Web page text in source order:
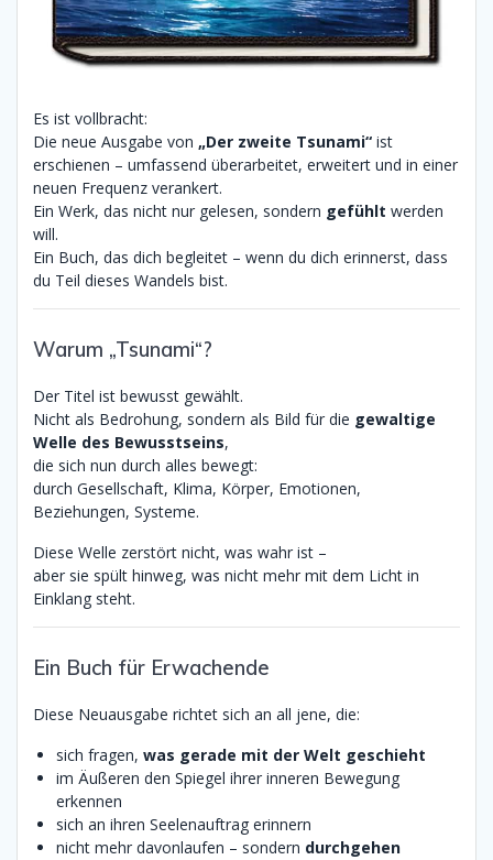
Es ist vollbracht:
Die neue Ausgabe von „Der zweite Tsunami“ ist
erschienen – umfassend überarbeitet, erweitert und in einer
neuen Frequenz verankert.
Ein Werk, das nicht nur gelesen, sondern gefühlt werden
will.
Ein Buch, das dich begleitet – wenn du dich erinnerst, dass
du Teil dieses Wandels bist.
Warum „Tsunami“?
Der Titel ist bewusst gewählt.
Nicht als Bedrohung, sondern als Bild für die gewaltige
Welle des Bewusstseins,
die sich nun durch alles bewegt:
durch Gesellschaft, Klima, Körper, Emotionen,
Beziehungen, Systeme.
Diese Welle zerstört nicht, was wahr ist –
aber sie spült hinweg, was nicht mehr mit dem Licht in
Einklang steht.
Ein Buch für Erwachende
Diese Neuausgabe richtet sich an all jene, die:
sich fragen, was gerade mit der Welt geschieht
im Äußeren den Spiegel ihrer inneren Bewegung
erkennen
sich an ihren Seelenauftrag erinnern
nicht mehr davonlaufen – sondern durchgehen